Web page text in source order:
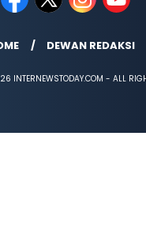
DEWAN REDAKSI
INTERNEWSTODAY.COM - ALL